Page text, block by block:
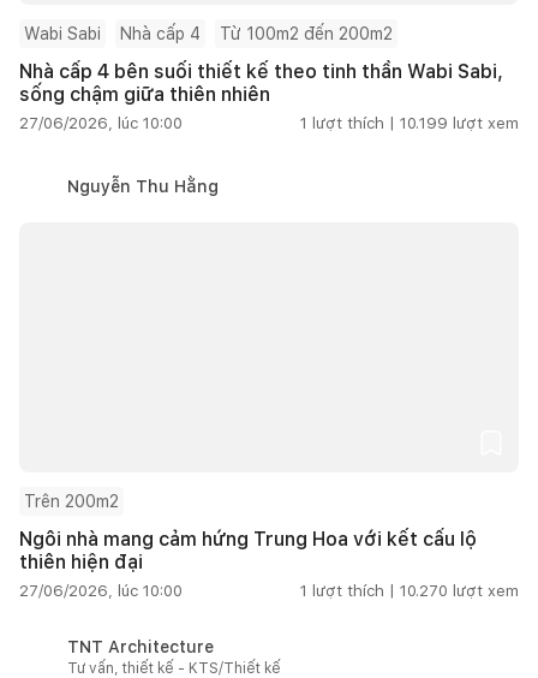
Wabi Sabi Nhà cấp 4 Từ 100m2 đến 200m2
Nhà cấp 4 bên suối thiết kế theo tinh thần Wabi Sabi,
sống chậm giữa thiên nhiên
27/06/2026, lúc 10:00 1 lượt thích | 10.199 lượt xem
Nguyễn Thu Hằng
Trên 200m2
Ngôi nhà mang cảm hứng Trung Hoa với kết cấu lộ
thiên hiện đại
27/06/2026, lúc 10:00 1 lượt thích | 10.270 lượt xem
TNT Architecture
Tư vấn, thiết kế - KTS/Thiết kế